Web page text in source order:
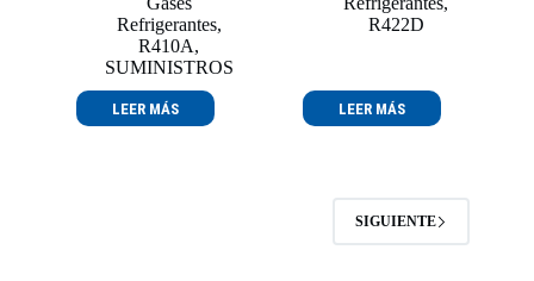
Refrigerantes,
R410A,
SUMINISTROS
LEER MÁS
R422D
LEER MÁS
SIGUIENTE